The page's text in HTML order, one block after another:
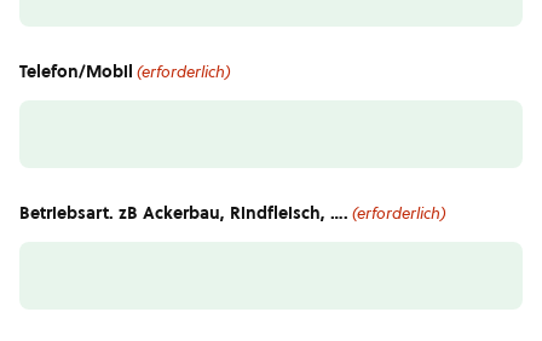
Telefon/Mobil (erforderlich)
Betriebsart. zB Ackerbau, Rindfleisch, …. (erforderlich)